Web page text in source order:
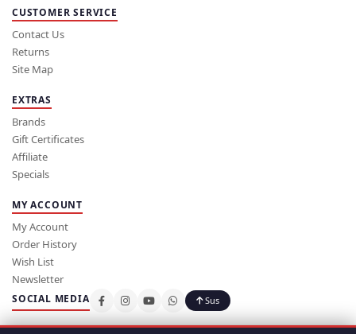
CUSTOMER SERVICE
Contact Us
Returns
Site Map
EXTRAS
Brands
Gift Certificates
Affiliate
Specials
MY ACCOUNT
My Account
Order History
Wish List
Newsletter
SOCIAL MEDIA Sus